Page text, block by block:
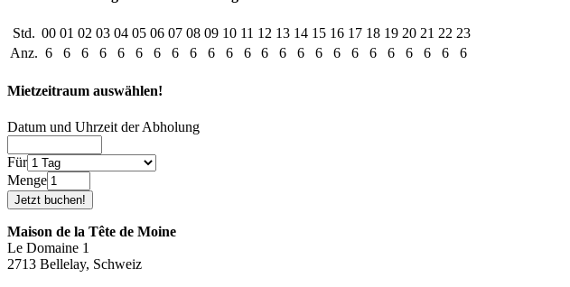
Std. 00 01 02 03 04 05 06 07 08 09 10 11 12 13 14 15 16 17 18 19 20 21 22 23
Anz. 6 6 6 6 6 6 6 6 6 6 6 6 6 6 6 6 6 6 6 6 6 6 6 6
Mietzeitraum auswählen!
Datum und Uhrzeit der Abholung
Für
Menge
Maison de la Tête de Moine
Le Domaine 1
2713 Bellelay, Schweiz